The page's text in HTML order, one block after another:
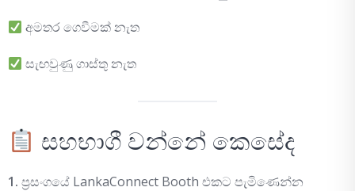
අමතර ගෙවීමක් නැත
සැඟවුණු ගාස්තු නැත
සහභාගී වන්නේ කෙසේද
1. ප්‍රසංගයේ LankaConnect Booth එකට පැමිණෙන්න